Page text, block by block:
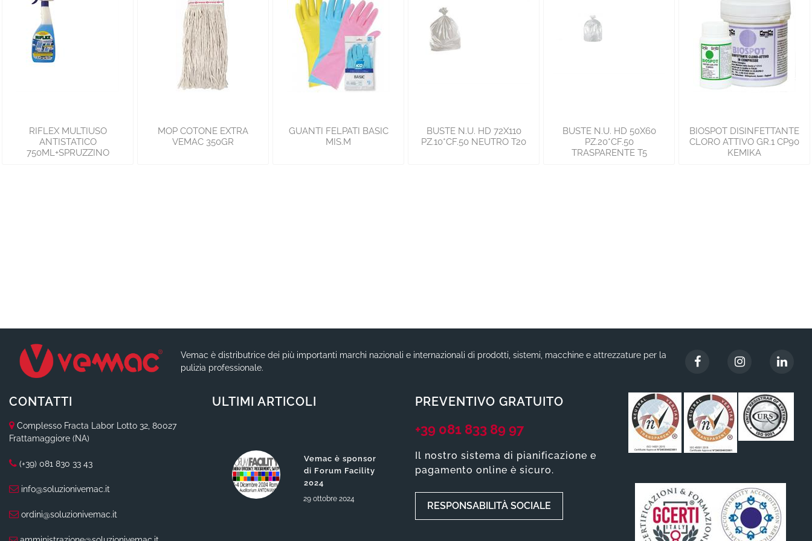
RIFLEX MULTIUSO
ANTISTATICO
750ML+SPRUZZINO
MOP COTONE EXTRA
VEMAC 350GR
GUANTI FELPATI BASIC
MIS.M
BUSTE N.U. HD 72X110
PZ.10*CF.50 NEUTRO T20
BUSTE N.U. HD 50X60
PZ.20*CF.50
TRASPARENTE T5
BIOSPOT DISINFETTANTE
CLORO ATTIVO GR.1 CP90
KEMIKA
Vemac è distributrice dei più importanti marchi nazionali e internazionali di prodotti, sistemi, macchine e attrezzature per la
pulizia professionale.
CONTATTI
Complesso Fracta Labor Lotto 32, 80027
Frattamaggiore (NA)
(+39) 081 830 33 43
info@soluzionivemac.it
ordini@soluzionivemac.it
ULTIMI ARTICOLI
Vemac è sponsor
di Forum Facility
2024
29 ottobre 2024
PREVENTIVO GRATUITO
+39 081 833 89 97
Il nostro sistema di pianificazione e
pagamento online è sicuro.
RESPONSABILITÀ SOCIALE